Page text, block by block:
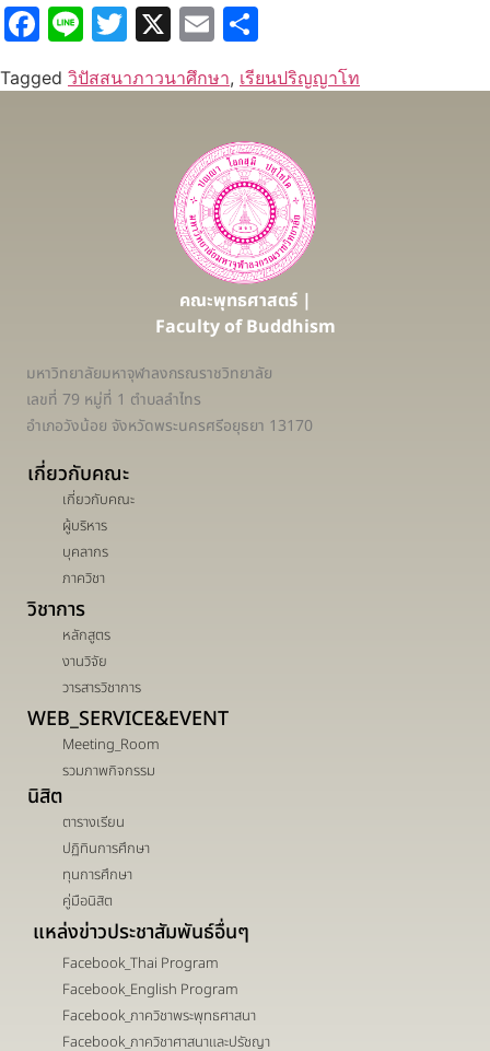
Facebook
LineTwitter
X Email
Tagged วิปัสสนาภาวนาศึกษา, เรียนปริญญาโท
คณะพุทธศาสตร์ |
Faculty of Buddhism
มหาวิทยาลัยมหาจุฬาลงกรณราชวิทยาลัย
เลขที่ 79 หมู่ที่ 1 ตำบลลำไทร
อำเภอวังน้อย จังหวัดพระนครศรีอยุธยา 13170
เกี่ยวกับคณะ
เกี่ยวกับคณะ
ผู้บริหาร
บุคลากร
ภาควิชา
วิชาการ
หลักสูตร
งานวิจัย
วารสารวิชาการ
WEB_SERVICE&EVENT
Meeting_Room
รวมภาพกิจกรรม
นิสิต
ตารางเรียน
ปฏิทินการศึกษา
ทุนการศึกษา
คู่มือนิสิต
แหล่งข่าวประชาสัมพันธ์อื่นๆ
Facebook_Thai Program
Facebook_English Program
Facebook_ภาควิชาพระพุทธศาสนา
Facebook_ภาควิชาศาสนาและปรัชญา